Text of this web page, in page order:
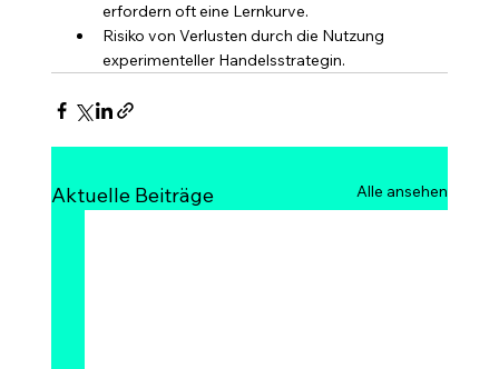
erfordern oft eine Lernkurve.
Risiko von Verlusten durch die Nutzung
experimenteller Handelsstrategin.
Aktuelle Beiträge Alle ansehen